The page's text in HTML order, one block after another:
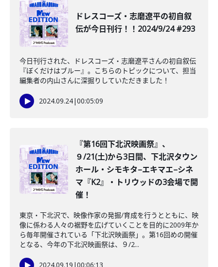
ドレスコーズ・志磨遼平の初自叙
伝が今日刊行！！2024/9/24 #293
今日刊行された、ドレスコーズ・志磨遼平さんの初自叙伝
『ぼくだけはブルー』。こちらのトピックについて、担当
編集者の内山さんに深掘りしていただきました！
2024.09.24|00:05:09
『第16回下北沢映画祭』、
９/21(土)から3日間、下北沢タウン
ホール・シモキタ–エキマエ–シネ
マ『K2』・トリウッドの3会場で開
催！
東京・下北沢で、映像作家の発掘/育成を行うとともに、映
像に係わる人々の裾野を広げていくことを目的に2009年か
ら毎年開催されている「下北沢映画祭」。第16回めの開催
となる、今年の下北沢映画祭は、９/2...
2024.09.19 |00:06:13